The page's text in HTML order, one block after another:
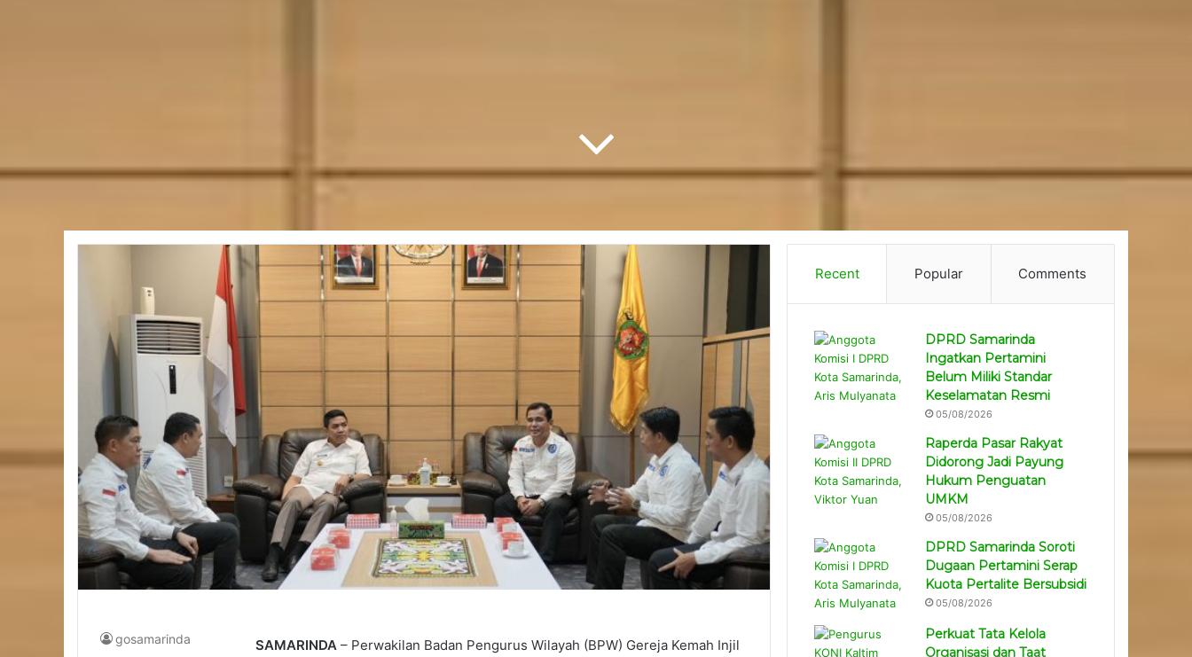
SAMARINDA – Perwakilan Badan Pengurus Wilayah (BPW) Gereja Kemah Injil
gosamarinda
Recent Popular Comments
DPRD Samarinda
Ingatkan Pertamini
Belum Miliki Standar
Keselamatan Resmi
05/08/2026
Raperda Pasar Rakyat
Didorong Jadi Payung
Hukum Penguatan
UMKM
05/08/2026
DPRD Samarinda Soroti
Dugaan Pertamini Serap
Kuota Pertalite Bersubsidi
05/08/2026
Perkuat Tata Kelola
Organisasi dan Taat